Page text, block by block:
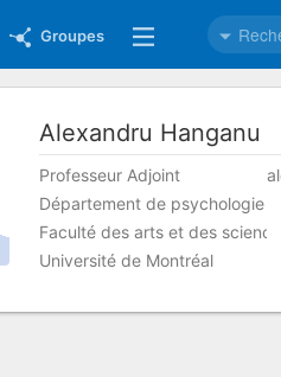
Groupes
Alexandru Hanganu
Professeur Adjoint
Département de psychologie
Faculté des arts et des sciences
Université de Montréal